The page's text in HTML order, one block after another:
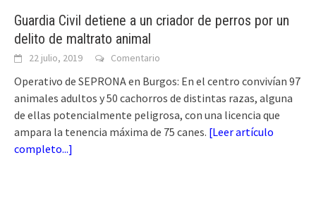
Guardia Civil detiene a un criador de perros por un
delito de maltrato animal
22 julio, 2019 Comentario
Operativo de SEPRONA en Burgos: En el centro convivían 97
animales adultos y 50 cachorros de distintas razas, alguna
de ellas potencialmente peligrosa, con una licencia que
ampara la tenencia máxima de 75 canes. [Leer artículo
completo...]